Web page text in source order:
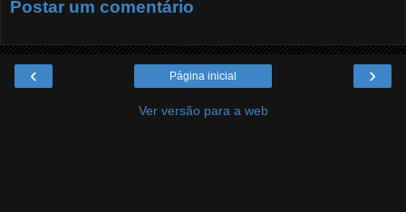
Postar um comentário
‹ ›
Página inicial
Ver versão para a web